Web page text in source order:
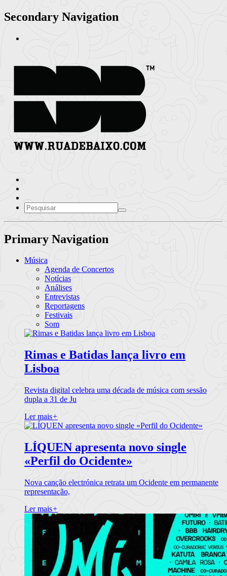
Secondary Navigation
Primary Navigation
Música
Agenda de Concertos
Notícias
Análises
Entrevistas
Reportagens
Festivais
Som
Rimas e Batidas lança livro em
Lisboa
Revista digital celebra uma década de música com sessão
dupla a 31 de Ju
Ler mais+
LÍQUEN apresenta novo single
«Perfil do Ocidente»
Nova canção electrónica retrata um Ocidente em permanente
representação,
Ler mais+